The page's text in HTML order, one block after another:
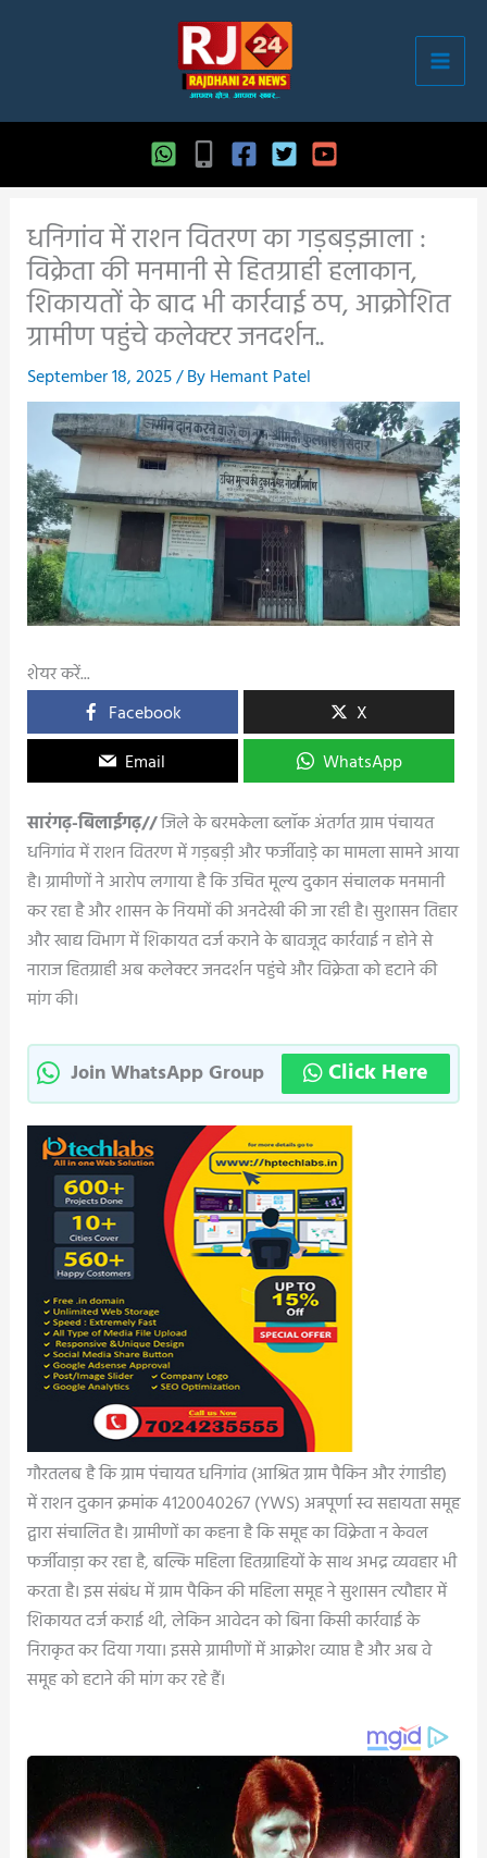
धनिगांव में राशन वितरण का गड़बड़झाला :
विक्रेता की मनमानी से हितग्राही हलाकान,
शिकायतों के बाद भी कार्रवाई ठप, आक्रोशित
ग्रामीण पहुंचे कलेक्टर जनदर्शन..
September 18, 2025/ ByHemant Patel
शेयर करें...
Facebook
X
Email
WhatsApp
सारंगढ़-बिलाईगढ़//जिले के बरमकेला ब्लॉक अंतर्गत ग्राम पंचायत
धनिगांव में राशन वितरण में गड़बड़ी और फर्जीवाड़े का मामला सामने आया
है। ग्रामीणों ने आरोप लगाया है कि उचित मूल्य दुकान संचालक मनमानी
कर रहा है और शासन के नियमों की अनदेखी की जा रही है। सुशासन तिहार
और खाद्य विभाग में शिकायत दर्ज कराने के बावजूद कार्रवाई न होने से
नाराज हितग्राही अब कलेक्टर जनदर्शन पहुंचे और विक्रेता को हटाने की
मांग की।
Join WhatsApp Group Click Here
गौरतलब है कि ग्राम पंचायत धनिगांव (आश्रित ग्राम पैकिन और रंगाडीह)
में राशन दुकान क्रमांक 4120040267 (YWS) अन्नपूर्णा स्व सहायता समूह
द्वारा संचालित है। ग्रामीणों का कहना है कि समूह का विक्रेता न केवल
फर्जीवाड़ा कर रहा है, बल्कि महिला हितग्राहियों के साथ अभद्र व्यवहार भी
करता है। इस संबंध में ग्राम पैकिन की महिला समूह ने सुशासन त्यौहार में
शिकायत दर्ज कराई थी, लेकिन आवेदन को बिना किसी कार्रवाई के
निराकृत कर दिया गया। इससे ग्रामीणों में आक्रोश व्याप्त है और अब वे
समूह को हटाने की मांग कर रहे हैं।